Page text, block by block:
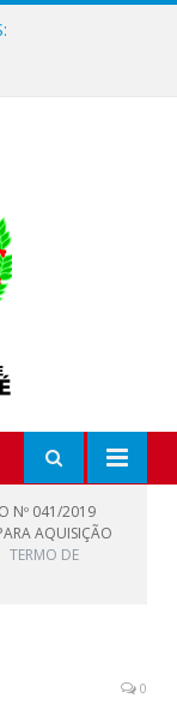
Nº 041/2019
AQUISIÇÃO
TERMO DE
0